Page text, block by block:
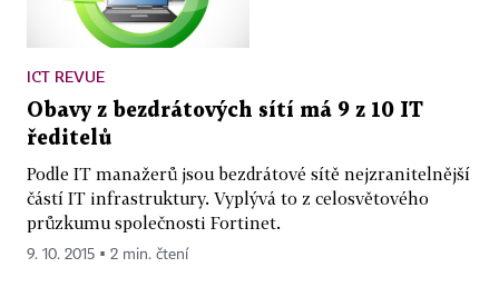
ICT REVUE
Obavy z bezdrátových sítí má 9 z 10 IT
ředitelů
Podle IT manažerů jsou bezdrátové sítě nejzranitelnější
částí IT infrastruktury. Vyplývá to z celosvětového
průzkumu společnosti Fortinet.
9. 10. 2015 ▪ 2 min. čtení